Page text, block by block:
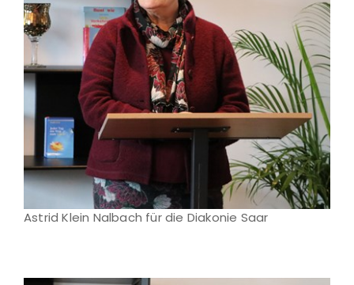
Astrid Klein Nalbach für die Diakonie Saar